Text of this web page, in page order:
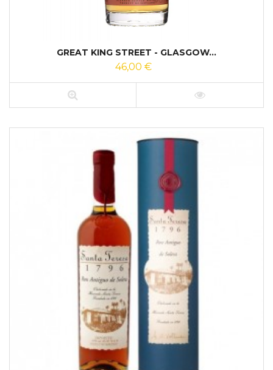
GREAT KING STREET - GLASGOW...
46,00 €